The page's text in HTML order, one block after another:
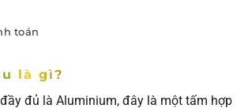
toán
là gì?
đủ là Aluminium, đây là một tấm hợp